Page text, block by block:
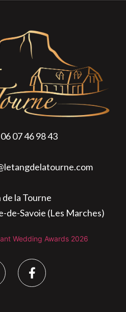
06 07 46 98 43
de la Tourne
de-Savoie (Les Marches)